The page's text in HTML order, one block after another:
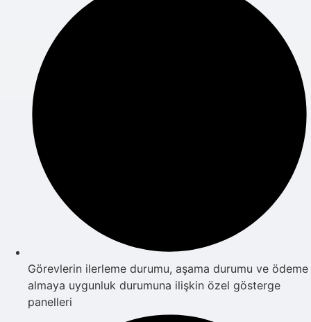
Görevlerin ilerleme durumu, aşama durumu ve ödeme
almaya uygunluk durumuna ilişkin özel gösterge
panelleri